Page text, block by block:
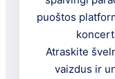
puoštos
Atraskite
vaizdus ir